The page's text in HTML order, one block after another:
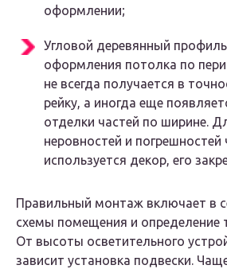
оформлении;
Угловой деревянный
оформления потолка по
не всегда получается в
рейку, а иногда еще
отделки частей по ширине.
неровностей и погрешностей
используется декор, его
Правильный монтаж включает в
схемы помещения и определение
От высоты осветительного
зависит установка подвески.